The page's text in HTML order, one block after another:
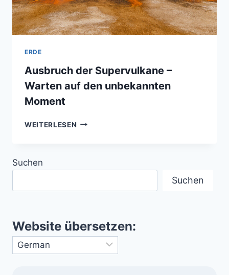
ERDE
Ausbruch der Supervulkane –
Warten auf den unbekannten
Moment
WEITERLESEN AUSBRUCH
Suchen
Suchen
Website übersetzen: